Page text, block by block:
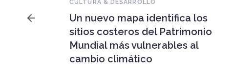
los
guardián del patrimonio
iberoamericano
Arquitecto, historiador e Investigador